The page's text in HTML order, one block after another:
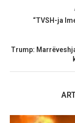
“TVSH-ja
Trump: